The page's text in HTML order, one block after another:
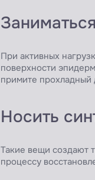
При активных
поверхности
примите прохладный
Носить
Такие вещи создают
процессу